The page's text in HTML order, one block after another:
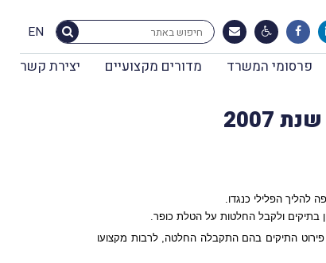
EN
פרסומי המשרד מדורים מקצועיים יצירת קשר
הפלילי כנגדו.
בתיקים ולקבל החלטות על הטלת כופר.
התיקים בהם התקבלה החלטה, לרבות מקצועו